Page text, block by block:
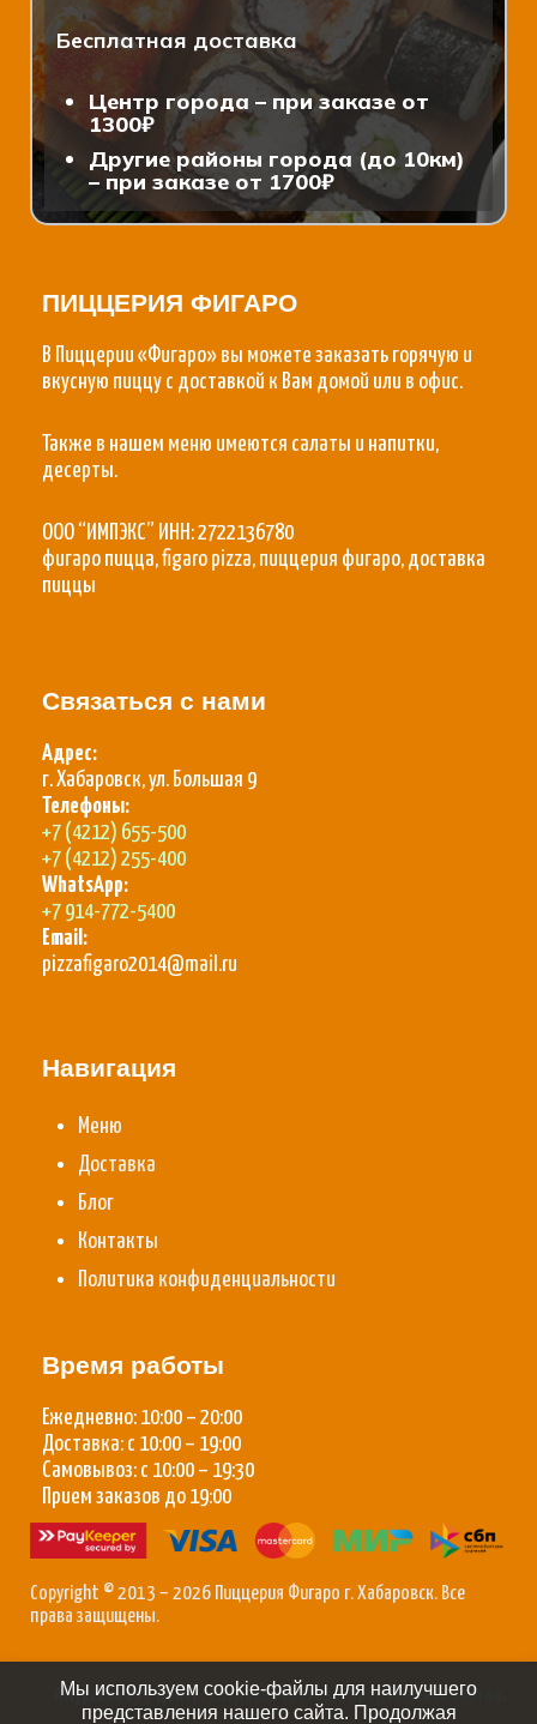
Бесплатная доставка
Центр города – при заказе от
1300₽
Другие районы города (до 10км)
– при заказе от 1700₽
ПИЦЦЕРИЯ ФИГАРО
В Пиццерии «Фигаро» вы можете заказать горячую и
вкусную пиццу с доставкой к Вам домой или в офис.
Также в нашем меню имеются салаты и напитки,
десерты.
ООО “ИМПЭКС” ИНН: 2722136780
фигаро пицца, figaro pizza, пиццерия фигаро, доставка
пиццы
Связаться с нами
Адрес:
г. Хабаровск, ул. Большая 9
Телефоны:
+7 (4212) 655-500
+7 (4212) 255-400
WhatsApp:
+7 914-772-5400
Email:
pizzafigaro2014@mail.ru
Навигация
Меню
Доставка
Блог
Контакты
Политика конфиденциальности
Время работы
Ежедневно: 10:00 – 20:00
Доставка: с 10:00 – 19:00
Самовывоз: с 10:00 – 19:30
Прием заказов до 19:00
Copyright © 2013 – 2026 Пиццерия Фигаро г. Хабаровск. Все
права защищены.
Амурский Веб Центр:Создание сайтов /Продвижение сайтов
Мы используем cookie-файлы для наилучшего
представления нашего сайта. Продолжая